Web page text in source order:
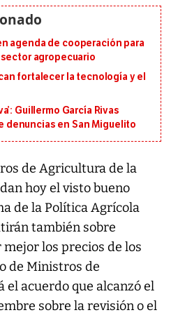
agenda de cooperación para
agropecuario
fortalecer la tecnología y el
Guillermo García Rivas
denuncias en San Miguelito
de Agricultura de la
hoy el visto bueno
de la Política Agrícola
también sobre
los precios de los
de Ministros de
acuerdo que alcanzó el
sobre la revisión o el